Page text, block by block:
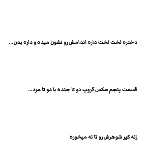
دختره لخت لخت داره اندامش رو نشون میده و داره بدن...
قسمت پنجم سکس گروپ دو تا جنده با دو تا مرد...
زنه کیر شوهرش رو تا ته میخوره